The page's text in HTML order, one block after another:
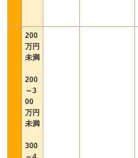
200
万円
未満
200
～3
00
万円
未満
300